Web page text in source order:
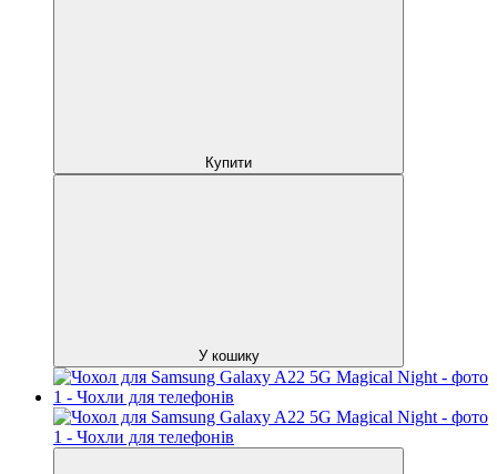
Купити
У кошику